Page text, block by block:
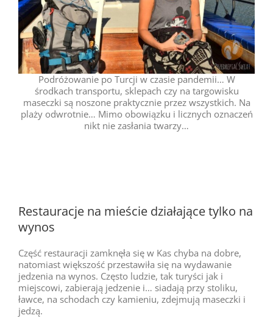
Podróżowanie po Turcji w czasie pandemii… W
środkach transportu, sklepach czy na targowisku
maseczki są noszone praktycznie przez wszystkich. Na
plaży odwrotnie… Mimo obowiązku i licznych oznaczeń
nikt nie zasłania twarzy…
Restauracje na mieście działające tylko na
wynos
Część restauracji zamknęła się w Kas chyba na dobre,
natomiast większość przestawiła się na wydawanie
jedzenia na wynos. Często ludzie, tak turyści jak i
miejscowi, zabierają jedzenie i… siadają przy stoliku,
ławce, na schodach czy kamieniu, zdejmują maseczki i
jedzą.